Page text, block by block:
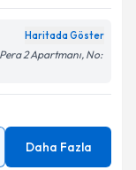
Haritada Göster
2 Apartmanı, No:
Daha Fazla